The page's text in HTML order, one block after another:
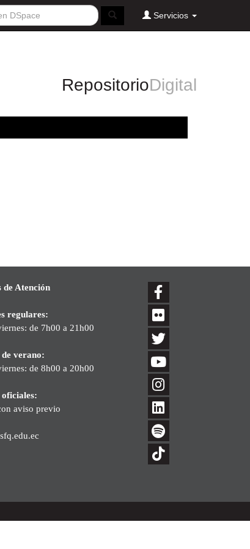
Servicios
RepositorioDigital
Atención
regulares:
de 7h00 a 21h00
verano:
de 8h00 a 20h00
aviso previo